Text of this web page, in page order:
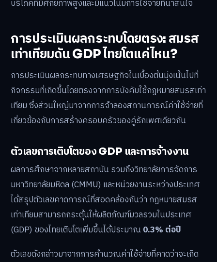
บริโภคที่มีศักยภาพสูงและมีแนวโน้มการใช้จ่ายที่น่าสนใจ
การประเมินผลกระทบโดยตรง: สมรส
เท่าเทียมดัน GDP ไทยโตแค่ไหน?
การประเมินผลกระทบทางเศรษฐกิจในเบื้องต้นมุ่งเน้นไปที่
กิจกรรมที่เกิดขึ้นโดยตรงจากการบังคับใช้กฎหมายสมรสเท่า
เทียม ซึ่งส่วนใหญ่มาจากการจำลองสถานการณ์ค่าใช้จ่ายที่
เกี่ยวข้องกับการสร้างครอบครัวของคู่รักเพศเดียวกัน
ตัวเลขการเติบโตของ GDP และการจ้างงาน
ผลการศึกษาจากหลายสถาบัน รวมถึงวิทยาลัยการจัดการ
มหาวิทยาลัยมหิดล (CMMU) และหน่วยงานระหว่างประเทศ
ได้สรุปตัวเลขคาดการณ์ที่สอดคล้องกันว่า กฎหมายสมรส
เท่าเทียมสามารถกระตุ้นให้ผลิตภัณฑ์มวลรวมในประเทศ
(GDP) ของไทยเติบโตเพิ่มขึ้นได้ประมาณ0.3% ต่อปี
ตัวเลขดังกล่าวมาจากการคำนวณค่าใช้จ่ายที่คาดว่าจะเกิด